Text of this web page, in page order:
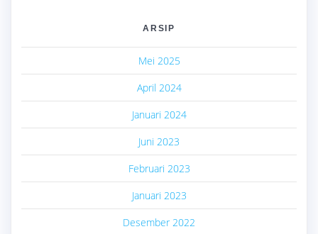
ARSIP
Mei 2025
April 2024
Januari 2024
Juni 2023
Februari 2023
Januari 2023
Desember 2022